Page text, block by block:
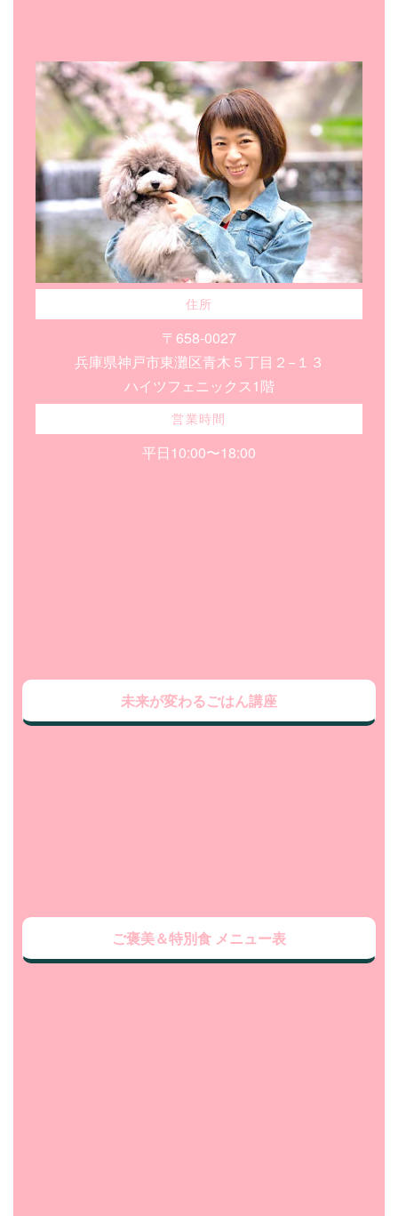
住所
〒658-0027
兵庫県神戸市東灘区青木５丁目２−１３
ハイツフェニックス1階
営業時間
平日10:00〜18:00
未来が変わるごはん講座
ご褒美＆特別食 メニュー表